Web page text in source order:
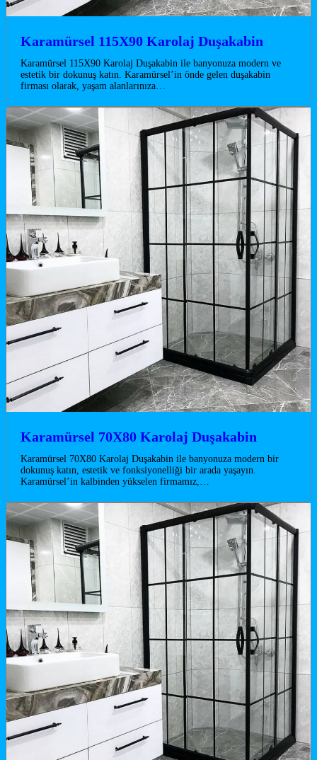
Karamürsel 115X90 Karolaj Duşakabin
Karamürsel 115X90 Karolaj Duşakabin ile banyonuza modern ve
estetik bir dokunuş katın. Karamürsel’in önde gelen duşakabin
firması olarak, yaşam alanlarınıza…
Karamürsel 70X80 Karolaj Duşakabin
Karamürsel 70X80 Karolaj Duşakabin ile banyonuza modern bir
dokunuş katın, estetik ve fonksiyonelliği bir arada yaşayın.
Karamürsel’in kalbinden yükselen firmamız,…